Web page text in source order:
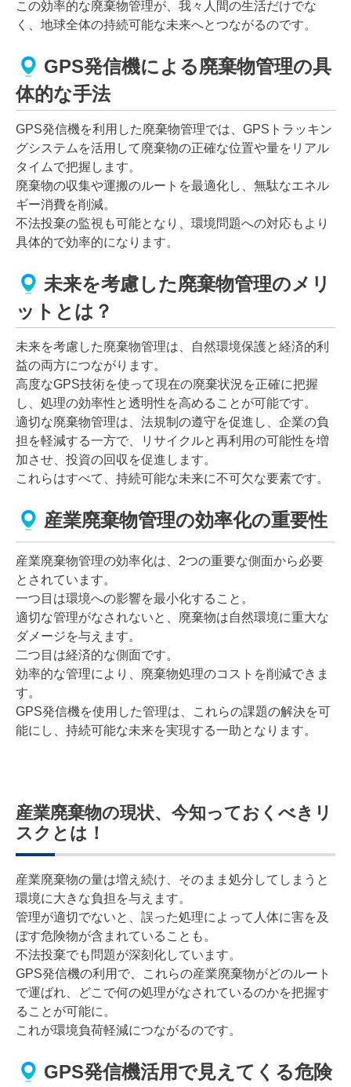
この効率的な廃棄物管理が、我々人間の生活だけでな
く、地球全体の持続可能な未来へとつながるのです。
GPS発信機による廃棄物管理の具
体的な手法
GPS発信機を利用した廃棄物管理では、GPSトラッキン
グシステムを活用して廃棄物の正確な位置や量をリアル
タイムで把握します。
廃棄物の収集や運搬のルートを最適化し、無駄なエネル
ギー消費を削減。
不法投棄の監視も可能となり、環境問題への対応もより
具体的で効率的になります。
未来を考慮した廃棄物管理のメリ
ットとは？
未来を考慮した廃棄物管理は、自然環境保護と経済的利
益の両方につながります。
高度なGPS技術を使って現在の廃棄状況を正確に把握
し、処理の効率性と透明性を高めることが可能です。
適切な廃棄物管理は、法規制の遵守を促進し、企業の負
担を軽減する一方で、リサイクルと再利用の可能性を増
加させ、投資の回収を促進します。
これらはすべて、持続可能な未来に不可欠な要素です。
産業廃棄物管理の効率化の重要性
産業廃棄物管理の効率化は、2つの重要な側面から必要
とされています。
一つ目は環境への影響を最小化すること。
適切な管理がなされないと、廃棄物は自然環境に重大な
ダメージを与えます。
二つ目は経済的な側面です。
効率的な管理により、廃棄物処理のコストを削減できま
す。
GPS発信機を使用した管理は、これらの課題の解決を可
能にし、持続可能な未来を実現する一助となります。
産業廃棄物の現状、今知っておくべきリ
スクとは！
産業廃棄物の量は増え続け、そのまま処分してしまうと
環境に大きな負担を与えます。
管理が適切でないと、誤った処理によって人体に害を及
ぼす危険物が含まれていることも。
不法投棄でも問題が深刻化しています。
GPS発信機の利用で、これらの産業廃棄物がどのルート
で運ばれ、どこで何の処理がなされているのかを把握す
ることが可能に。
これが環境負荷軽減につながるのです。
GPS発信機活用で見えてくる危険